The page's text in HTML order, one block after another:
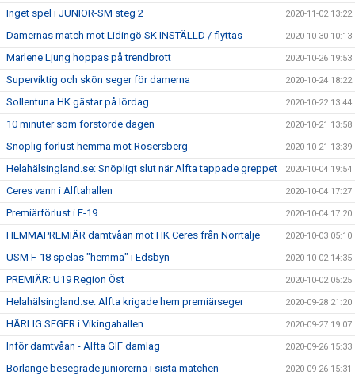
Inget spel i JUNIOR-SM steg 2 2020-11-02 13:22
Damernas match mot Lidingö SK INSTÄLLD / flyttas 2020-10-30 10:13
Marlene Ljung hoppas på trendbrott 2020-10-26 19:53
Superviktig och skön seger för damerna 2020-10-24 18:22
Sollentuna HK gästar på lördag 2020-10-22 13:44
10 minuter som förstörde dagen 2020-10-21 13:58
Snöplig förlust hemma mot Rosersberg 2020-10-21 13:39
Helahälsingland.se: Snöpligt slut när Alfta tappade greppet 2020-10-04 19:54
Ceres vann i Alftahallen 2020-10-04 17:27
Premiärförlust i F-19 2020-10-04 17:20
HEMMAPREMIÄR damtvåan mot HK Ceres från Norrtälje 2020-10-03 05:10
USM F-18 spelas "hemma" i Edsbyn 2020-10-02 14:35
PREMIÄR: U19 Region Öst 2020-10-02 05:25
Helahälsingland.se: Alfta krigade hem premiärseger 2020-09-28 21:20
HÄRLIG SEGER i Vikingahallen 2020-09-27 19:07
Inför damtvåan - Alfta GIF damlag 2020-09-26 15:33
Borlänge besegrade juniorerna i sista matchen 2020-09-26 15:31